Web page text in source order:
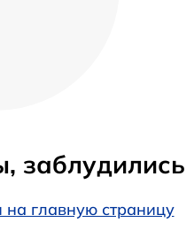
заблудились
на главную страницу